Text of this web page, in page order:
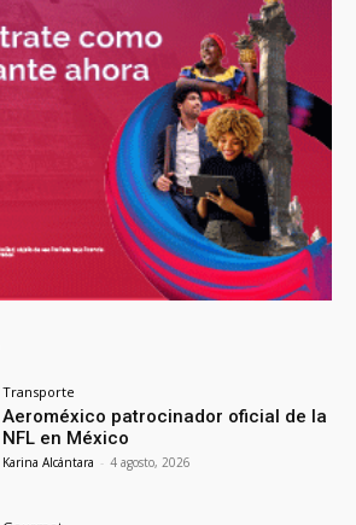
Transporte
Aeroméxico patrocinador oficial de la
NFL en México
Karina Alcántara - 4 agosto, 2026